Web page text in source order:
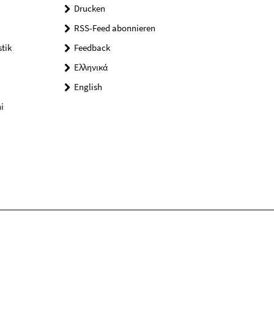
Drucken
RSS-Feed abonnieren
Feedback
Ελληνικά
English